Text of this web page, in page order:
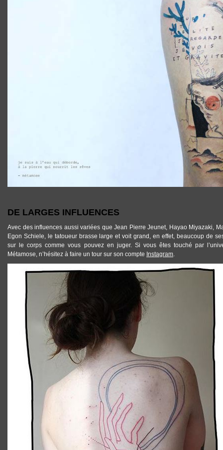
DE LARGES INFLUENCES
Avec des influences aussi variées que Jean Pierre Jeunet, Hayao Miyazaki,
Egon Schiele, le tatoueur brasse large et voit grand, en effet, beaucoup de
sur le corps comme vous pouvez en juger. Si vous êtes touché par
Métamose, n’hésitez à faire un tour sur son compte Instagram.
TATTOOS_METAMOSE_3.JPG